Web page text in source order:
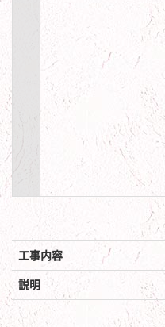
工事内容
説明